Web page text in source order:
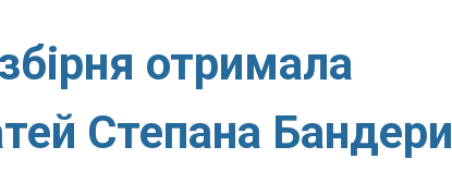
отримала
Степана Бандери